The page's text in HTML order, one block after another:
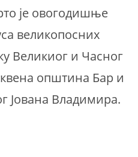
је овогодишње
великопосних
Великиог и Часног
општина Бар и
Јована Владимира.